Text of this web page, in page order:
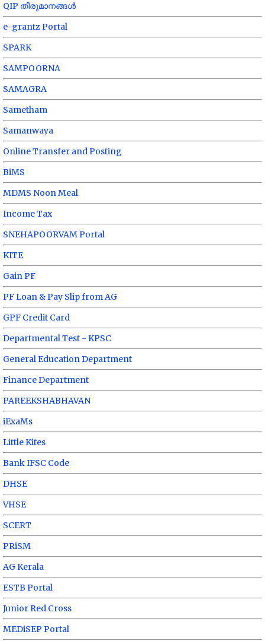
QIP തീരുമാനങ്ങൾ
e-grantz Portal
SPARK
SAMPOORNA
SAMAGRA
Sametham
Samanwaya
Online Transfer and Posting
BiMS
MDMS Noon Meal
Income Tax
SNEHAPOORVAM Portal
KITE
Gain PF
PF Loan & Pay Slip from AG
GPF Credit Card
Departmental Test - KPSC
General Education Department
Finance Department
PAREEKSHABHAVAN
iExaMs
Little Kites
Bank IFSC Code
DHSE
VHSE
SCERT
PRiSM
AG Kerala
ESTB Portal
Junior Red Cross
MEDiSEP Portal